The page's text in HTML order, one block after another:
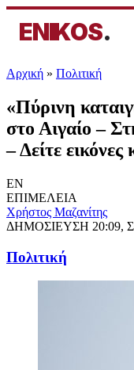
ENIKOS.
Αρχική » Πολιτική
«Πύρινη
στο Αιγαίο –
– Δείτε εικόνες
EN
ΕΠΙΜΕΛΕΙΑ
Χρήστος Μαζανίτης
ΔΗΜΟΣΙΕΥΣΗ 20:09,
Πολιτική